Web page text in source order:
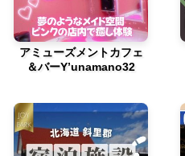
アミューズメントカフェ
＆バーY’unamano32